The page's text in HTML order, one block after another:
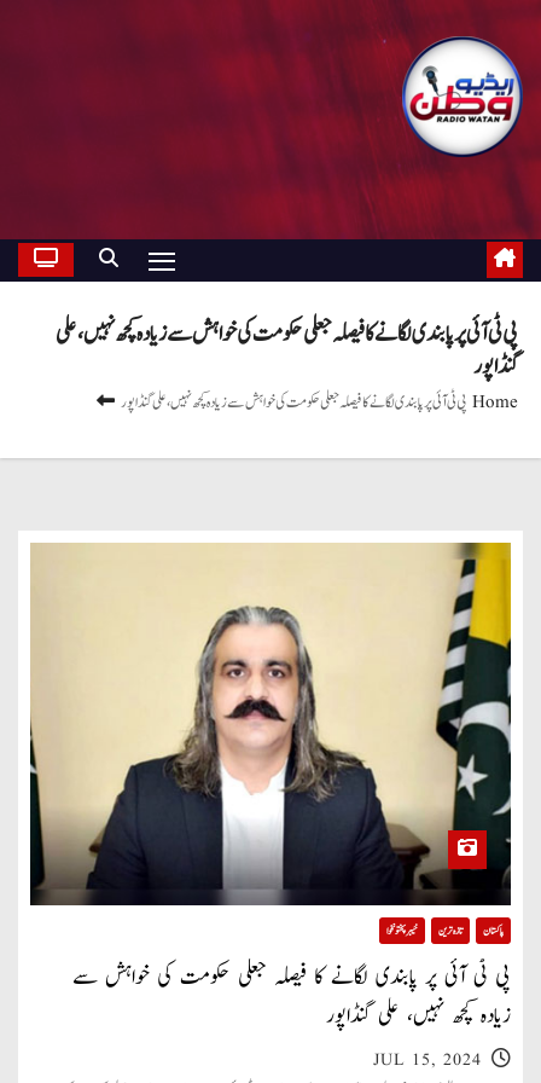
پی ٹی آئی پر پابندی لگانے کا فیصلہ جعلی حکومت کی خواہش سے زیادہ کچھ نہیں، علی
گنڈاپور
Homeپی ٹی آئی پر پابندی لگانے کا فیصلہ جعلی حکومت کی خواہش سے زیادہ کچھ نہیں، علی گنڈاپور
پاکستان تازہ ترین خیبر پختونخوا
پی ٹی آئی پر پابندی لگانے کا فیصلہ جعلی حکومت کی خواہش سے
زیادہ کچھ نہیں، علی گنڈاپور
JUL 15, 2024